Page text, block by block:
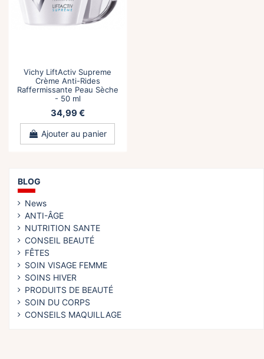
Vichy LiftActiv Supreme
Crème Anti-Rides
Raffermissante Peau Sèche
- 50 ml
34,99 €
Ajouter au panier
BLOG
News
ANTI-ÂGE
NUTRITION SANTE
CONSEIL BEAUTÉ
FÊTES
SOIN VISAGE FEMME
SOINS HIVER
PRODUITS DE BEAUTÉ
SOIN DU CORPS
CONSEILS MAQUILLAGE